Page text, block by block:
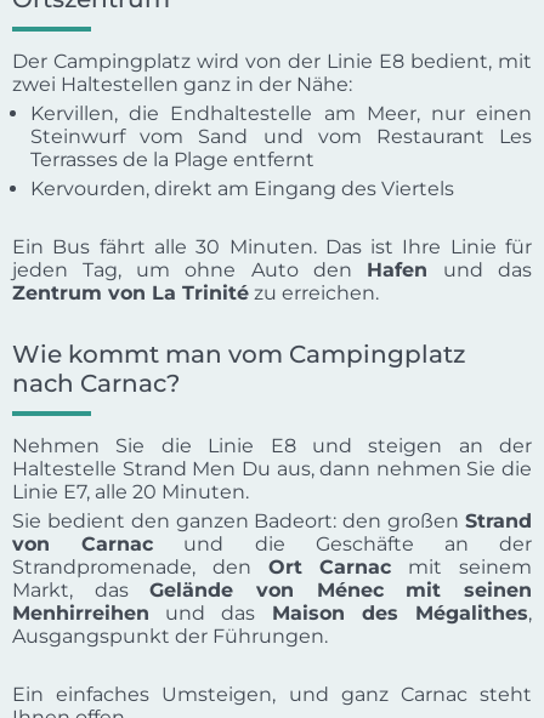
Der Campingplatz wird von der Linie E8 bedient, mit
zwei Haltestellen ganz in der Nähe:
Kervillen, die Endhaltestelle am Meer, nur einen
Steinwurf vom Sand und vom Restaurant Les
Terrasses de la Plage entfernt
Kervourden, direkt am Eingang des Viertels
Ein Bus fährt alle 30 Minuten. Das ist Ihre Linie für
jeden Tag, um ohne Auto den Hafen und das
Zentrum von La Trinité zu erreichen.
Wie kommt man vom Campingplatz
nach Carnac?
Nehmen Sie die Linie E8 und steigen an der
Haltestelle Strand Men Du aus, dann nehmen Sie die
Linie E7, alle 20 Minuten.
Sie bedient den ganzen Badeort: den großen Strand
von Carnac und die Geschäfte an der
Strandpromenade, den Ort Carnac mit seinem
Markt, dasGelände von Ménec mit seinen
Menhirreihen und das Maison des Mégalithes,
Ausgangspunkt der Führungen.
Ein einfaches Umsteigen, und ganz Carnac steht